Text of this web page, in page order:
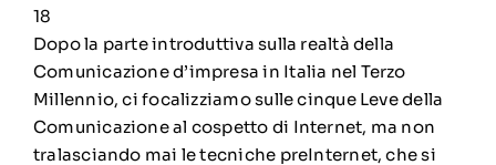
18
Dopo la parte introduttiva sulla realtà della
Comunicazione d’impresa in Italia nel Terzo
Millennio, ci focalizziamo sulle cinque Leve della
Comunicazione al cospetto di Internet, ma non
tralasciando mai le tecniche preInternet, che si